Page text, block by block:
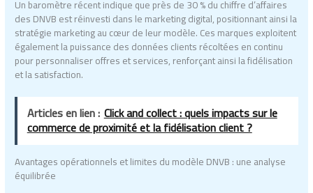
Un baromètre récent indique que près de 30 % du chiffre d’affaires
des DNVB est réinvesti dans le marketing digital, positionnant ainsi la
stratégie marketing au cœur de leur modèle. Ces marques exploitent
également la puissance des données clients récoltées en continu
pour personnaliser offres et services, renforçant ainsi la fidélisation
et la satisfaction.
Articles en lien : Click and collect : quels impacts sur le
commerce de proximité et la fidélisation client ?
Avantages opérationnels et limites du modèle DNVB : une analyse
équilibrée